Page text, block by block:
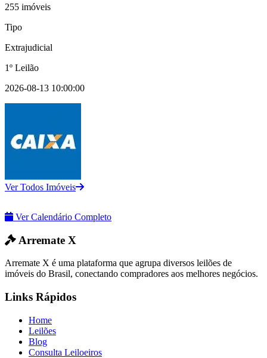
255 imóveis
Tipo
Extrajudicial
1º Leilão
2026-08-13 10:00:00
Ver Todos Imóveis
Ver Calendário Completo
Arremate X
Arremate X é uma plataforma que agrupa diversos leilões de
imóveis do Brasil, conectando compradores aos melhores negócios.
Links Rápidos
Home
Leilões
Blog
Consulta Leiloeiros